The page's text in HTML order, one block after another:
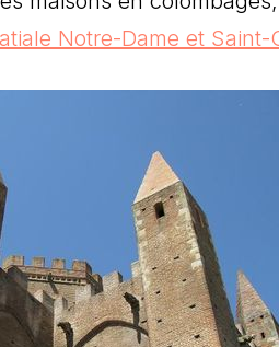
Notre-Dame et Saint-